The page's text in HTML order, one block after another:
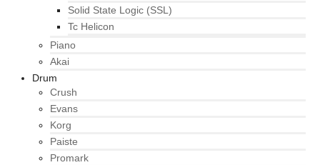
Solid State Logic (SSL)
Tc Helicon
Piano
Akai
Drum
Crush
Evans
Korg
Paiste
Promark